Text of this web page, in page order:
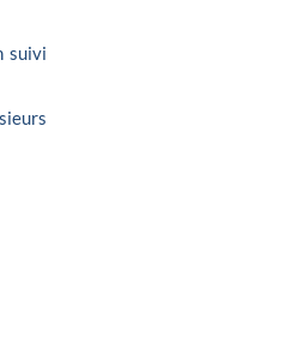
suivi